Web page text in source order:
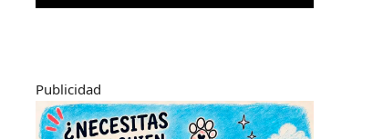
Publicidad